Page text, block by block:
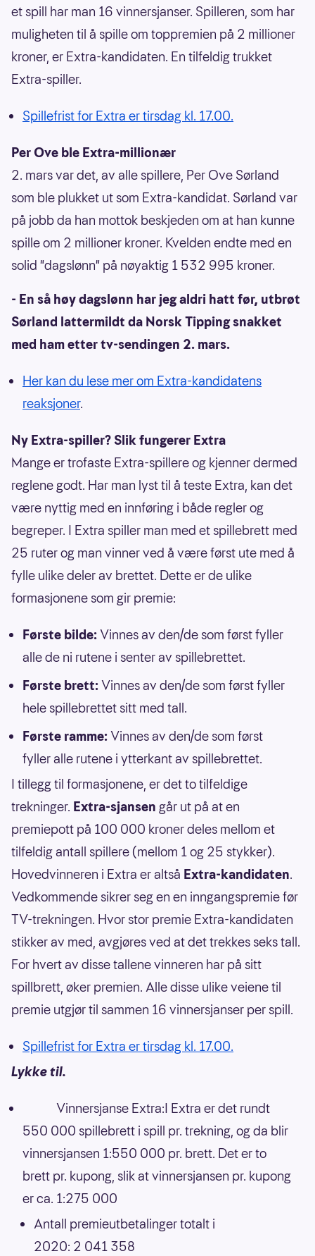
et spill har man 16 vinnersjanser. Spilleren, som har
muligheten til å spille om toppremien på 2 millioner
kroner, er Extra-kandidaten. En tilfeldig trukket
Extra-spiller.
Spillefrist for Extra er tirsdag kl. 17.00.
Per Ove ble Extra-millionær
2. mars var det, av alle spillere, Per Ove Sørland
som ble plukket ut som Extra-kandidat. Sørland var
på jobb da han mottok beskjeden om at han kunne
spille om 2 millioner kroner. Kvelden endte med en
solid "dagslønn" på nøyaktig 1 532 995 kroner.
- En så høy dagslønn har jeg aldri hatt før, utbrøt
Sørland lattermildt da Norsk Tipping snakket
med ham etter tv-sendingen 2. mars.
Her kan du lese mer om Extra-kandidatens
reaksjoner.
Ny Extra-spiller? Slik fungerer Extra
Mange er trofaste Extra-spillere og kjenner dermed
reglene godt. Har man lyst til å teste Extra, kan det
være nyttig med en innføring i både regler og
begreper. I Extra spiller man med et spillebrett med
25 ruter og man vinner ved å være først ute med å
fylle ulike deler av brettet. Dette er de ulike
formasjonene som gir premie:
Første bilde:Vinnes av den/de som først fyller
alle de ni rutene i senter av spillebrettet.
Første brett:Vinnes av den/de som først fyller
hele spillebrettet sitt med tall.
Første ramme:Vinnes av den/de som først
fyller alle rutene i ytterkant av spillebrettet.
I tillegg til formasjonene, er det to tilfeldige
trekninger. Extra-sjansen går ut på at en
premiepott på 100 000 kroner deles mellom et
tilfeldig antall spillere (mellom 1 og 25 stykker).
Hovedvinneren i Extra er altså Extra-kandidaten.
Vedkommende sikrer seg en en inngangspremie før
TV-trekningen. Hvor stor premie Extra-kandidaten
stikker av med, avgjøres ved at det trekkes seks tall.
For hvert av disse tallene vinneren har på sitt
spillbrett, øker premien. Alle disse ulike veiene til
premie utgjør til sammen 16 vinnersjanser per spill.
Spillefrist for Extra er tirsdag kl. 17.00.
Lykke til.
Vinnersjanse Extra:I Extra er det rundt
550 000 spillebrett i spill pr. trekning, og da blir
vinnersjansen 1:550 000 pr. brett. Det er to
brett pr. kupong, slik at vinnersjansen pr. kupong
er ca. 1:275 000
Antall premieutbetalinger totalt i
2020: 2 041 358